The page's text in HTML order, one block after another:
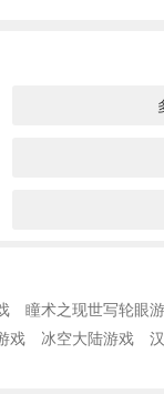
瞳术之现世写轮眼
戏 冰空大陆游戏